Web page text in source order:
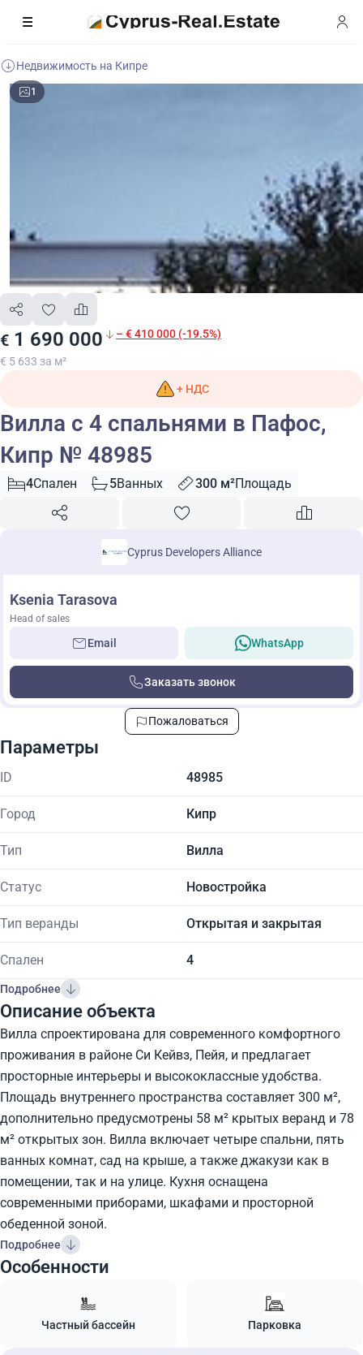
Недвижимость на Кипре
1
€ 1 690 000 – € 410 000 (-19.5%)
€ 5 633 за м²
+ НДС
Вилла с 4 спальнями в Пафос,
Кипр № 48985
4Спален 5Ванных 300 м²Площадь
Cyprus Developers Alliance
Ksenia Tarasova
Head of sales
Email WhatsApp
Заказать звонок
Пожаловаться
Параметры
ID 48985
Город Кипр
Тип Вилла
Статус Новостройка
Тип веранды Открытая и закрытая
Спален 4
Подробнее
Описание объекта
Вилла спроектирована для современного комфортного
проживания в районе Си Кейвз, Пейя, и предлагает
просторные интерьеры и высококлассные удобства.
Площадь внутреннего пространства составляет 300 м²,
дополнительно предусмотрены 58 м² крытых веранд и 78
м² открытых зон. Вилла включает четыре спальни, пять
ванных комнат, сад на крыше, а также джакузи как в
помещении, так и на улице. Кухня оснащена
современными приборами, шкафами и просторной
обеденной зоной.
Подробнее
Особенности
Частный бассейн Парковка